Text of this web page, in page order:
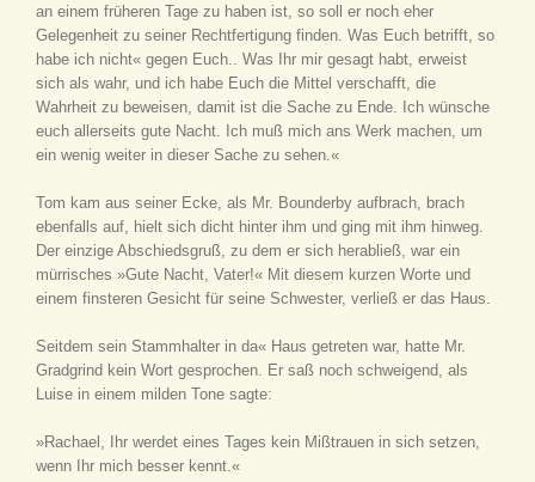
an einem früheren Tage zu haben ist, so soll er noch eher
Gelegenheit zu seiner Rechtfertigung finden. Was Euch betrifft, so
habe ich nicht« gegen Euch.. Was Ihr mir gesagt habt, erweist
sich als wahr, und ich habe Euch die Mittel verschafft, die
Wahrheit zu beweisen, damit ist die Sache zu Ende. Ich wünsche
euch allerseits gute Nacht. Ich muß mich ans Werk machen, um
ein wenig weiter in dieser Sache zu sehen.«
Tom kam aus seiner Ecke, als Mr. Bounderby aufbrach, brach
ebenfalls auf, hielt sich dicht hinter ihm und ging mit ihm hinweg.
Der einzige Abschiedsgruß, zu dem er sich herabließ, war ein
mürrisches »Gute Nacht, Vater!« Mit diesem kurzen Worte und
einem finsteren Gesicht für seine Schwester, verließ er das Haus.
Seitdem sein Stammhalter in da« Haus getreten war, hatte Mr.
Gradgrind kein Wort gesprochen. Er saß noch schweigend, als
Luise in einem milden Tone sagte:
»Rachael, Ihr werdet eines Tages kein Mißtrauen in sich setzen,
wenn Ihr mich besser kennt.«